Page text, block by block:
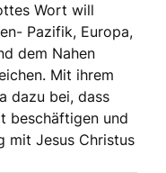
Wort will
Pazifik, Europa,
dem Nahen
Mit ihrem
dazu bei, dass
beschäftigen und
mit Jesus Christus